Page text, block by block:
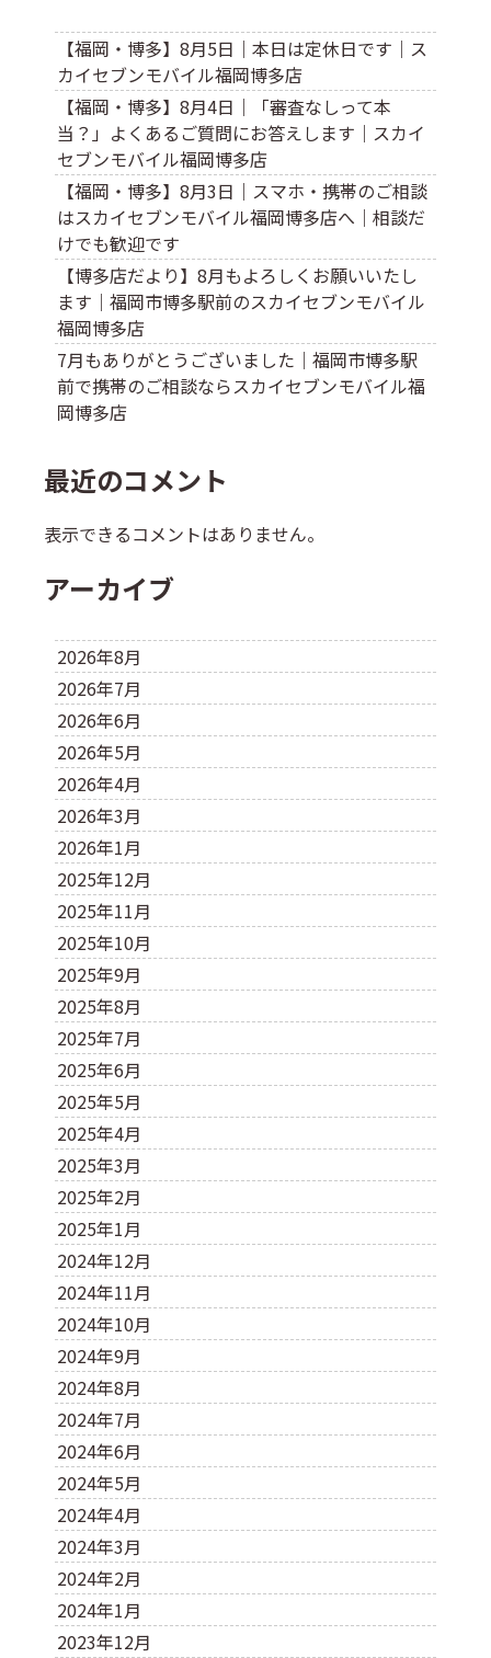
【福岡・博多】8月5日｜本日は定休日です｜ス
カイセブンモバイル福岡博多店
【福岡・博多】8月4日｜「審査なしって本
当？」よくあるご質問にお答えします｜スカイ
セブンモバイル福岡博多店
【福岡・博多】8月3日｜スマホ・携帯のご相談
はスカイセブンモバイル福岡博多店へ｜相談だ
けでも歓迎です
【博多店だより】8月もよろしくお願いいたし
ます｜福岡市博多駅前のスカイセブンモバイル
福岡博多店
7月もありがとうございました｜福岡市博多駅
前で携帯のご相談ならスカイセブンモバイル福
岡博多店
最近のコメント
表示できるコメントはありません。
アーカイブ
2026年8月
2026年7月
2026年6月
2026年5月
2026年4月
2026年3月
2026年1月
2025年12月
2025年11月
2025年10月
2025年9月
2025年8月
2025年7月
2025年6月
2025年5月
2025年4月
2025年3月
2025年2月
2025年1月
2024年12月
2024年11月
2024年10月
2024年9月
2024年8月
2024年7月
2024年6月
2024年5月
2024年4月
2024年3月
2024年2月
2024年1月
2023年12月